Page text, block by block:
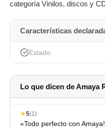
categoría Vinilos, discos y
Características
Estado
Lo que dicen de Amaya
★5(1)
«Todo perfecto con